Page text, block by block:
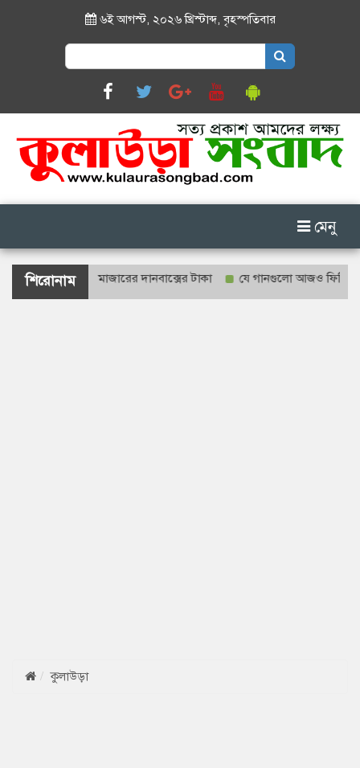
৬ই আগস্ট, ২০২৬ খ্রিস্টাব্দ,বৃহস্পতিবার
Search
for:
মেনু
শিরোনাম
হবে শাহজালাল মাজারের দানবাক্সের টাকা যে গানগুলো আজও ফিরিয়ে
কুলাউড়া